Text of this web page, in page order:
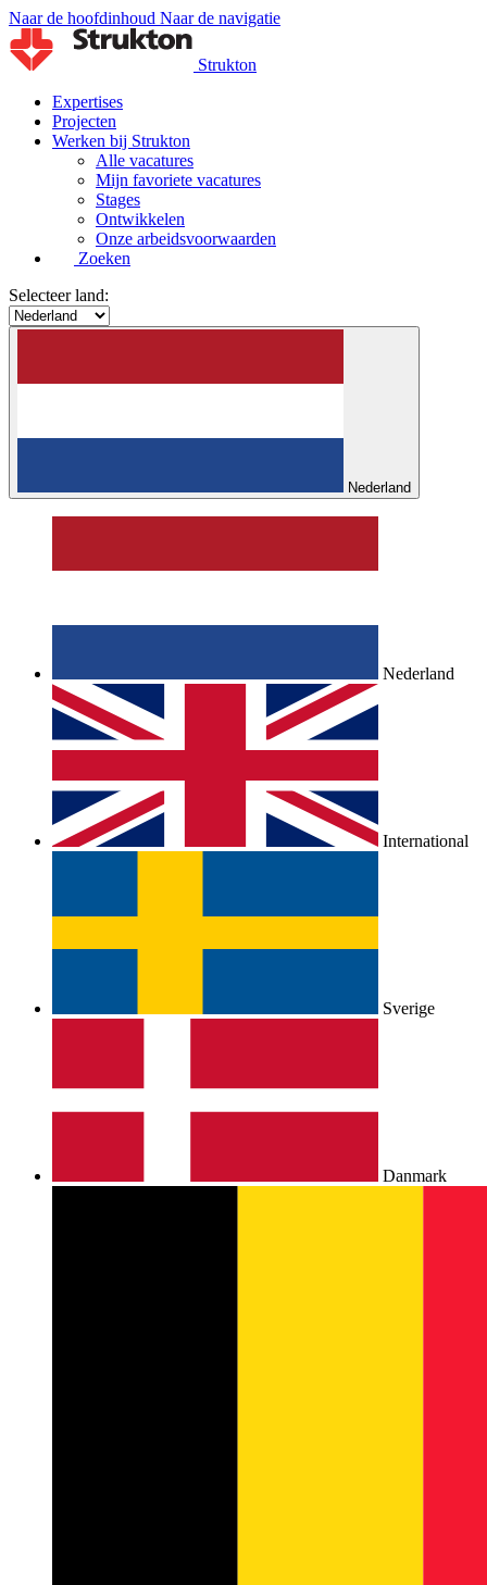
Naar de hoofdinhoud Naar de navigatie
Strukton
Expertises
Projecten
Werken bij Strukton
Alle vacatures
Mijn favoriete vacatures
Stages
Ontwikkelen
Onze arbeidsvoorwaarden
Zoeken
Selecteer land:
Nederland
Nederland
International
Sverige
Danmark